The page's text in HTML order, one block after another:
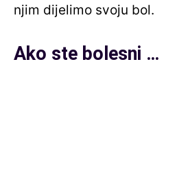
njim dijelimo svoju bol.
Ako ste bolesni …